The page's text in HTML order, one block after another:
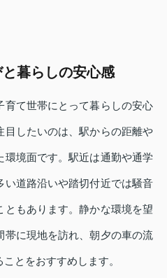
暮らしの安心感
育て世帯にとって暮らしの安心
目したいのは、駅からの距離や
環境面です。駅近は通勤や通学
い道路沿いや踏切付近では騒音
もあります。静かな環境を望
帯に現地を訪れ、朝夕の車の流
とをおすすめします。